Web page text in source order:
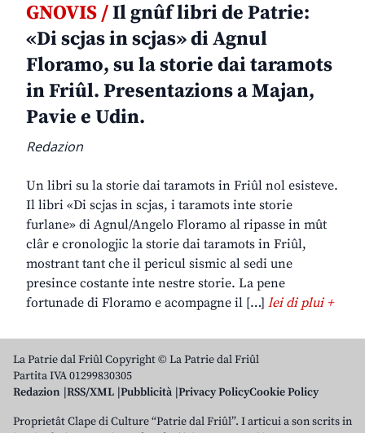
GNOVIS /Il gnûf libri de Patrie:
«Di scjas in scjas» di Agnul
Floramo, su la storie dai taramots
in Friûl. Presentazions a Majan,
Pavie e Udin.
Redazion
Un libri su la storie dai taramots in Friûl nol esisteve.
Il libri «Di scjas in scjas, i taramots inte storie
furlane» di Agnul/Angelo Floramo al ripasse in mût
clâr e cronologjic la storie dai taramots in Friûl,
mostrant tant che il pericul sismic al sedi une
presince costante inte nestre storie. La pene
fortunade di Floramo e acompagne il […] lei di plui +
La Patrie dal Friûl Copyright © La Patrie dal Friûl
Partita IVA 01299830305
Redazion RSS/XML Pubblicità Privacy PolicyCookie Policy
Proprietât Clape di Culture “Patrie dal Friûl”. I articui a son scrits in